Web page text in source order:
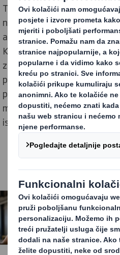
To nam svima pruža velike
nove načine razmišljanja.
a da više vozila ne učini
Kako potošačima dostaviti
zatrpamo viškom ambalaže?
prilagoditi promjenjivim
pritom vode svoje poslovanje
možemo učiniti proizvode
istovremeno osiguravajući